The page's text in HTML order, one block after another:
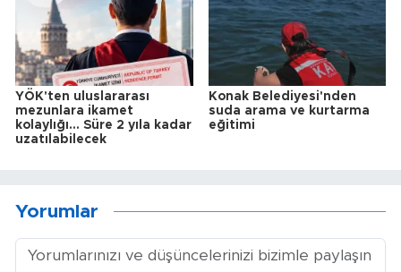
YÖK'ten uluslararası
mezunlara ikamet
kolaylığı... Süre 2 yıla kadar
uzatılabilecek
Konak Belediyesi'nden
suda arama ve kurtarma
eğitimi
Yorumlar